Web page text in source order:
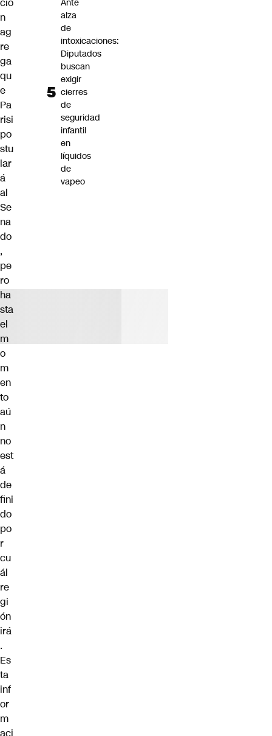
n
ag
re
ga
qu
e
Pa
risi
po
stu
lar
á
al
Se
na
do
,
pe
ro
ha
sta
el
m
o
m
en
to
aú
n
no
est
á
de
fini
do
po
r
cu
ál
re
gi
ón
irá
.
Es
ta
inf
or
m
aci
Ante
alza
de
intoxicaciones:
Diputados
buscan
exigir
cierres
de
seguridad
infantil
en
líquidos
de
vapeo